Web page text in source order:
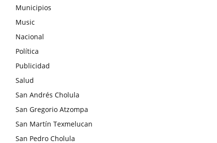
Municipios
Music
Nacional
Política
Publicidad
Salud
San Andrés Cholula
San Gregorio Atzompa
San Martín Texmelucan
San Pedro Cholula